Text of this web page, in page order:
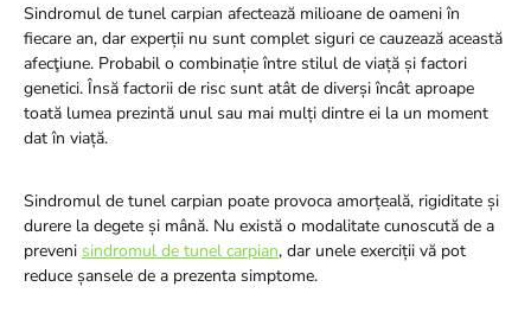
Sindromul de tunel carpian afectează milioane de oameni în
fiecare an, dar experții nu sunt complet siguri ce cauzează această
afecţiune. Probabil o combinație între stilul de viață și factori
genetici. Însă factorii de risc sunt atât de diverși încât aproape
toată lumea prezintă unul sau mai mulți dintre ei la un moment
dat în viață.
Sindromul de tunel carpian poate provoca amorțeală, rigiditate și
durere la degete și mână. Nu există o modalitate cunoscută de a
preveni sindromul de tunel carpian, dar unele exerciții vă pot
reduce șansele de a prezenta simptome.